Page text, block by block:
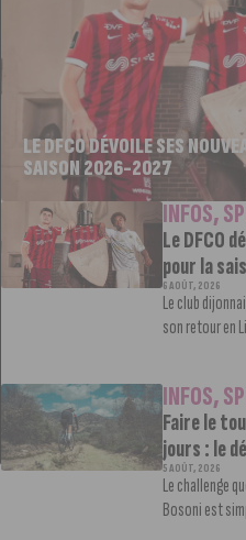
LE DFCO DÉVOILE SES
SAISON 2026-2027
INFOS,
Le DFCO
pour la
6 AOÛT, 2026
Le club
son retour en
INFOS,
Faire le
jours : le
5 AOÛT, 2026
Le challenge
Bosoni est